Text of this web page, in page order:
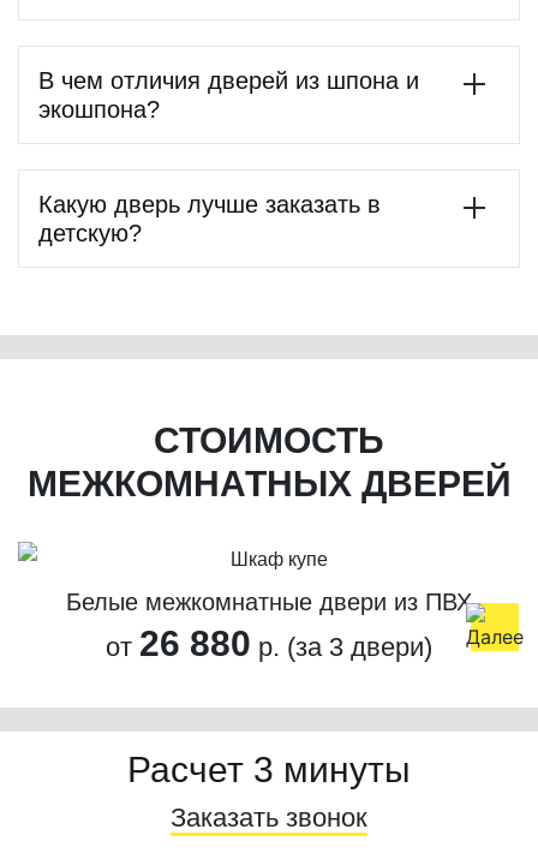
В чем отличия дверей из шпона и
экошпона?
Какую дверь лучше заказать в
детскую?
СТОИМОСТЬ
МЕЖКОМНАТНЫХ ДВЕРЕЙ
Белые межкомнатные двери из ПВХ
от 26 880 р. (за 3 двери)
Расчет 3 минуты
Заказать звонок